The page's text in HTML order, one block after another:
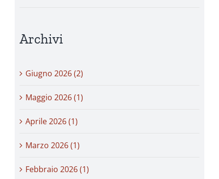
Archivi
Giugno 2026 (2)
Maggio 2026 (1)
Aprile 2026 (1)
Marzo 2026 (1)
Febbraio 2026 (1)